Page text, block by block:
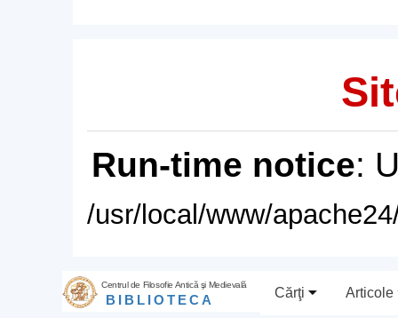
Run-time notice:
/usr/local/www/
Centrul de Filosofie Antică şi Medievală
BIBLIOTECA Cărţi Articole